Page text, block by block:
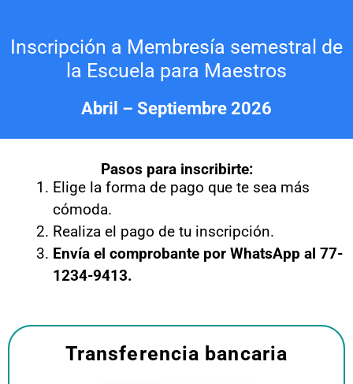
contenido
Inscripción a Membresía semestral de
la Escuela para Maestros
Abril – Septiembre 2026
Pasos para inscribirte:
Elige la forma de pago que te sea más
cómoda.
Realiza el pago de tu inscripción.
Envía el comprobante por WhatsApp al 77-
1234-9413.
Transferencia bancaria